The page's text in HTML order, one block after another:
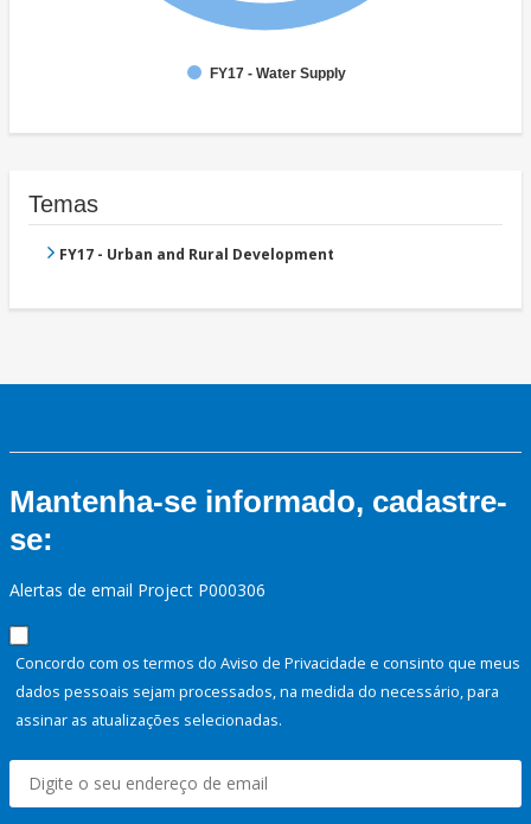
FY17 - Water Supply
Temas
FY17 - Urban and Rural Development
Mantenha-se informado, cadastre-
se:
Alertas de email Project P000306
Concordo com os termos do Aviso de Privacidade e consinto que meus
dados pessoais sejam processados, na medida do necessário, para
assinar as atualizações selecionadas.